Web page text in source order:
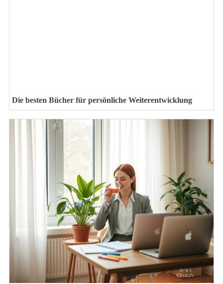
Die besten Bücher für persönliche Weiterentwicklung